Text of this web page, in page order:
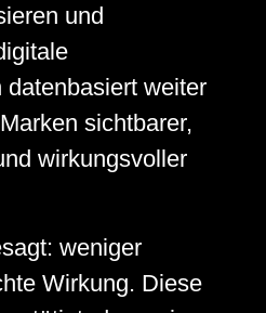
und
datenbasiert weiter
sichtbarer,
wirkungsvoller
weniger
Wirkung. Diese